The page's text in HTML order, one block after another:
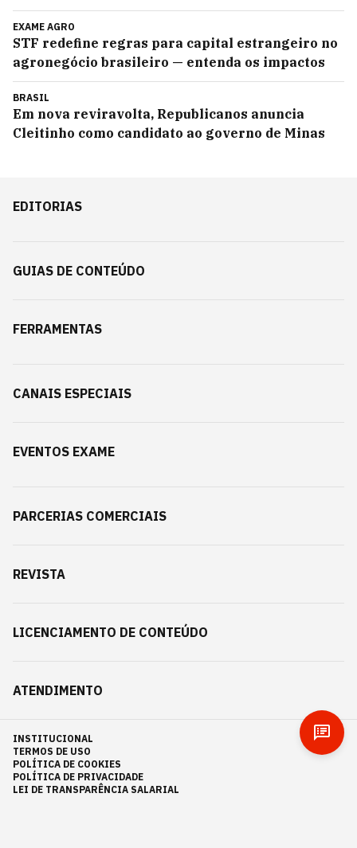
EXAME AGRO
STF redefine regras para capital estrangeiro no
agronegócio brasileiro — entenda os impactos
BRASIL
Em nova reviravolta, Republicanos anuncia
Cleitinho como candidato ao governo de Minas
EDITORIAS
GUIAS DE CONTEÚDO
FERRAMENTAS
CANAIS ESPECIAIS
EVENTOS EXAME
PARCERIAS COMERCIAIS
REVISTA
LICENCIAMENTO DE CONTEÚDO
ATENDIMENTO
INSTITUCIONAL
TERMOS DE USO
POLÍTICA DE COOKIES
POLÍTICA DE PRIVACIDADE
LEI DE TRANSPARÊNCIA SALARIAL